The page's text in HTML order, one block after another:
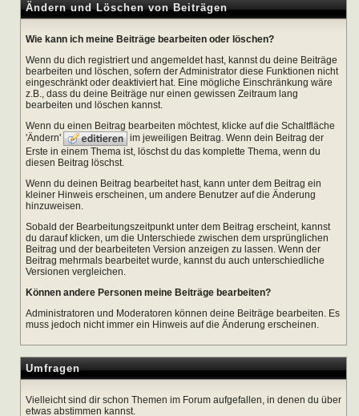
Ändern und Löschen von Beiträgen
Wie kann ich meine Beiträge bearbeiten oder löschen?
Wenn du dich registriert und angemeldet hast, kannst du deine Beiträge
bearbeiten und löschen, sofern der Administrator diese Funktionen nicht
eingeschränkt oder deaktiviert hat. Eine mögliche Einschränkung wäre
z.B., dass du deine Beiträge nur einen gewissen Zeitraum lang
bearbeiten und löschen kannst.
Wenn du einen Beitrag bearbeiten möchtest, klicke auf die Schaltfläche
'Ändern'
im jeweiligen Beitrag. Wenn dein Beitrag der
Erste in einem Thema ist, löschst du das komplette Thema, wenn du
diesen Beitrag löschst.
Wenn du deinen Beitrag bearbeitet hast, kann unter dem Beitrag ein
kleiner Hinweis erscheinen, um andere Benutzer auf die Änderung
hinzuweisen.
Sobald der Bearbeitungszeitpunkt unter dem Beitrag erscheint, kannst
du darauf klicken, um die Unterschiede zwischen dem ursprünglichen
Beitrag und der bearbeiteten Version anzeigen zu lassen. Wenn der
Beitrag mehrmals bearbeitet wurde, kannst du auch unterschiedliche
Versionen vergleichen.
Können andere Personen meine Beiträge bearbeiten?
Administratoren und Moderatoren können deine Beiträge bearbeiten. Es
muss jedoch nicht immer ein Hinweis auf die Änderung erscheinen.
Umfragen
Vielleicht sind dir schon Themen im Forum aufgefallen, in denen du über
etwas abstimmen kannst.